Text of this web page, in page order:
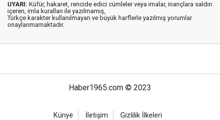
UYARI: Küfür, hakaret, rencide edici cümleler veya imalar, inançlara saldırı
içeren, imla kuralları ile yazılmamış,
Türkçe karakter kullanılmayan ve büyük harflerle yazılmış yorumlar
onaylanmamaktadır.
Haber1965.com © 2023
Künye İletişim Gizlilik İlkeleri